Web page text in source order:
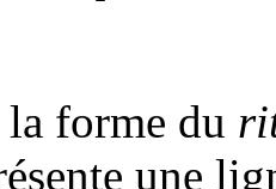
forme du
une